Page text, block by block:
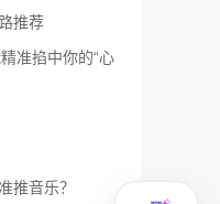
推荐
准掐中你的“心
推音乐？